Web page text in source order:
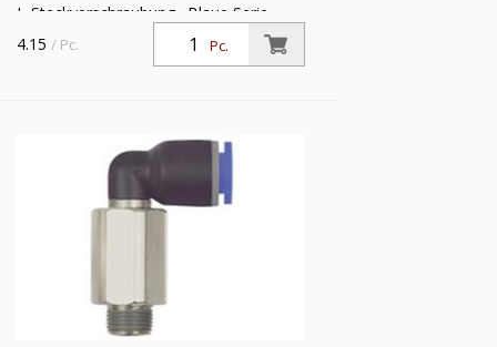
L-Steckverschraubung »Blaue Serie«
lang, drehbar, R 1/8 a., für Schlauch-
Außen-Ø 6 mm, Arbeitsdr. max. 15 bar,
Pc.
4.15 / Pc.